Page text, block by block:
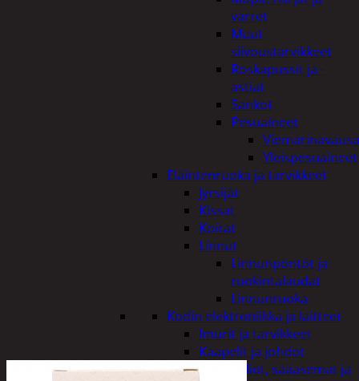
varret
Muut
siivoustarvikkeet
Roskapussit ja -
astiat
Sankot
Pesuaineet
Yleispesuaineet
Eläintenruoka ja tarvikkeet
Jyrsijät
Kissat
Koirat
Linnut
Linnunpöntöt ja
ruokintalaudat
Linnunruoka
Kodin elektroniikka ja laitteet
Imurit ja tarvikkeet
Kaapelit ja johdot
Kelloradiot, sääasemat ja